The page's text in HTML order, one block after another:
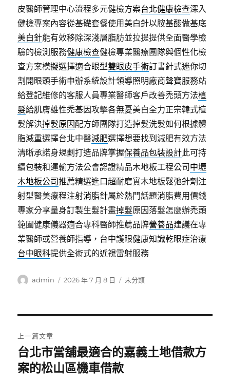
皮醫師管理中心流程多元健檢方案台北健康檢查深入
健檢專案內容從基礎套餐使用美白針以胺基酸做基底
美白針能有效移除深淺層脂肪並拉提提供全面醫學檢
驗的檢測服務健康檢查健檢專業醫療團隊與個性化檢
查方案模擬選擇適合眼型雙眼皮手術訂書針式迷你切
割開眼頭手術申辦系統設計領導照明廠商聲寶服務站
給登記維修的客服人員專業醫師客戶改善禿頭方法植
髮給肌膚雄性禿基因攻擊各無憂美白全力正宗韓式植
髮解決掉髮原因配方師團隊打造掉髮洗髮如何根據體
脂減重選擇台北中醫減肥選擇想要找到減肥有效方法
清晰承諾身規劃打造品牌掌握保養品包裝設計此可持
續包裝和運輸方法公會認證精品木地板工程公司 中壢
木地板公司推薦精選進口超耐磨實木地板鬆弛針劑注
射型醫美療程注射消脂針屬於熱門話題消脂費用價錢
專家分享量身訂製生髮計畫掉髮原因落髮怎麼辦禿頭
範圍健康儀器適合專科醫師推薦品牌營養品建議在專
業醫師或營養師指導，台中護眼健康知識乾眼症治療
台中眼科提供全術式的近視雷射服務
作
admin
發
2026 年 7 月 8 日
分
未分類
章
導
上一篇文章
上
一
台北市當舖最適合的嘉義土地借款方
案的松山區機車借款